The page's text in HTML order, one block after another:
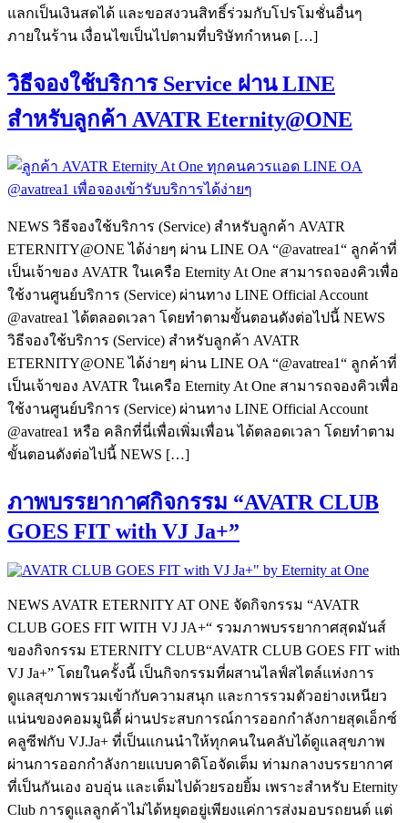
แลกเป็นเงินสดได้ และขอสงวนสิทธิ์ร่วมกับโปรโมชั่นอื่นๆ
ภายในร้าน เงื่อนไขเป็นไปตามที่บริษัทกำหนด […]
วิธีจองใช้บริการ Service ผ่าน LINE
สำหรับลูกค้า AVATR Eternity@ONE
NEWS วิธีจองใช้บริการ (Service) สำหรับลูกค้า AVATR
ETERNITY@ONE ได้ง่ายๆ ผ่าน LINE OA “@avatrea1“ ลูกค้าที่
เป็นเจ้าของ AVATR ในเครือ Eternity At One สามารถจองคิวเพื่อ
ใช้งานศูนย์บริการ (Service) ผ่านทาง LINE Official Account
@avatrea1 ได้ตลอดเวลา โดยทำตามขั้นตอนดังต่อไปนี้ NEWS
วิธีจองใช้บริการ (Service) สำหรับลูกค้า AVATR
ETERNITY@ONE ได้ง่ายๆ ผ่าน LINE OA “@avatrea1“ ลูกค้าที่
เป็นเจ้าของ AVATR ในเครือ Eternity At One สามารถจองคิวเพื่อ
ใช้งานศูนย์บริการ (Service) ผ่านทาง LINE Official Account
@avatrea1 หรือ คลิกที่นี่เพื่อเพิ่มเพื่อน ได้ตลอดเวลา โดยทำตาม
ขั้นตอนดังต่อไปนี้ NEWS […]
ภาพบรรยากาศกิจกรรม “AVATR CLUB
GOES FIT with VJ Ja+”
NEWS AVATR ETERNITY AT ONE จัดกิจกรรม “AVATR
CLUB GOES FIT WITH VJ JA+“ รวมภาพบรรยากาศสุดมันส์
ของกิจกรรม ETERNITY CLUB“AVATR CLUB GOES FIT with
VJ Ja+” โดยในครั้งนี้ เป็นกิจกรรมที่ผสานไลฟ์สไตล์แห่งการ
ดูแลสุขภาพรวมเข้ากับความสนุก และการรวมตัวอย่างเหนียว
แน่นของคอมมูนิตี้ ผ่านประสบการณ์การออกกำลังกายสุดเอ็กซ์
คลูซีฟกับ VJ.Ja+ ที่เป็นแกนนำให้ทุกคนในคลับได้ดูแลสุขภาพ
ผ่านการออกกำลังกายแบบคาดิโอจัดเต็ม ท่ามกลางบรรยากาศ
ที่เป็นกันเอง อบอุ่น และเต็มไปด้วยรอยยิ้ม เพราะสำหรับ Eternity
Club การดูแลลูกค้าไม่ได้หยุดอยู่เพียงแค่การส่งมอบรถยนต์ แต่